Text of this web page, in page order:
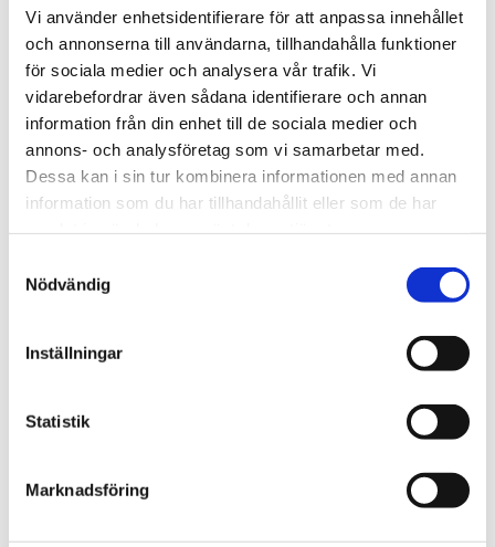
Vi använder enhetsidentifierare för att anpassa innehållet
och annonserna till användarna, tillhandahålla funktioner
för sociala medier och analysera vår trafik. Vi
vidarebefordrar även sådana identifierare och annan
information från din enhet till de sociala medier och
annons- och analysföretag som vi samarbetar med.
Dessa kan i sin tur kombinera informationen med annan
information som du har tillhandahållit eller som de har
Nödvändig
Inställningar
Statistik
Marknadsföring
Kanada
Judisk restaurang som
startades av Förintelse­
överlevare förstörd i
brand
Alingsås